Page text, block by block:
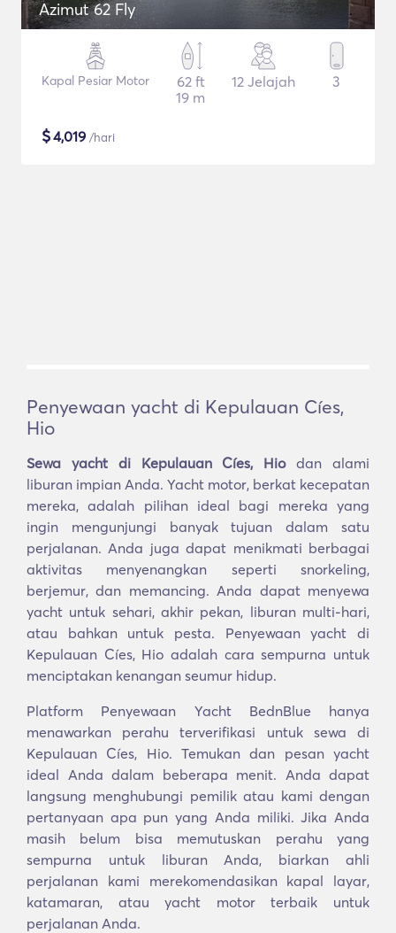
Azimut 62 Fly
Kapal Pesiar Motor
62 ft
19 m
12 Jelajah 3
$4,019 /hari
Penyewaan yacht di Kepulauan Cíes,
Hio
Sewa yacht di Kepulauan Cíes, Hiodan alami
liburan impian Anda. Yacht motor, berkat kecepatan
mereka, adalah pilihan ideal bagi mereka yang
ingin mengunjungi banyak tujuan dalam satu
perjalanan. Anda juga dapat menikmati berbagai
aktivitas menyenangkan seperti snorkeling,
berjemur, dan memancing. Anda dapat menyewa
yacht untuk sehari, akhir pekan, liburan multi-hari,
atau bahkan untuk pesta. Penyewaan yacht di
Kepulauan Cíes, Hio adalah cara sempurna untuk
menciptakan kenangan seumur hidup.
Platform Penyewaan Yacht BednBlue hanya
menawarkan perahu terverifikasi untuk sewa di
Kepulauan Cíes, Hio. Temukan dan pesan yacht
ideal Anda dalam beberapa menit. Anda dapat
langsung menghubungi pemilik atau kami dengan
pertanyaan apa pun yang Anda miliki. Jika Anda
masih belum bisa memutuskan perahu yang
sempurna untuk liburan Anda, biarkan ahli
perjalanan kami merekomendasikan kapal layar,
katamaran, atau yacht motor terbaik untuk
perjalanan Anda.